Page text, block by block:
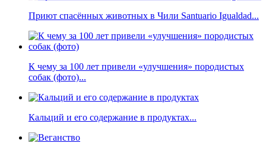
Приют спасённых животных в Чили Santuario Igualdad...
К чему за 100 лет привели «улучшения» породистых
собак (фото)...
Кальций и его содержание в продуктах...